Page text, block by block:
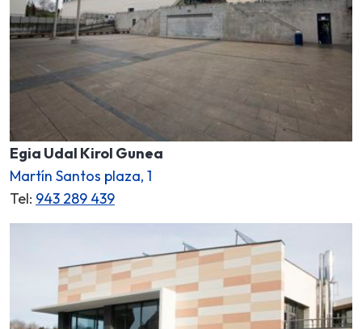
Egia Udal Kirol Gunea
Martín Santos plaza, 1
Tel: 943 289 439